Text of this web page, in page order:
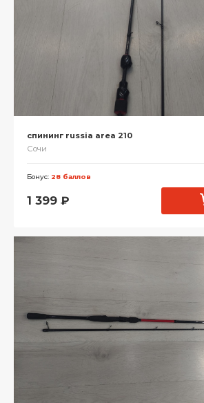
спининг russia area 210
Сочи
Бонус: 28 баллов
1 399 ₽